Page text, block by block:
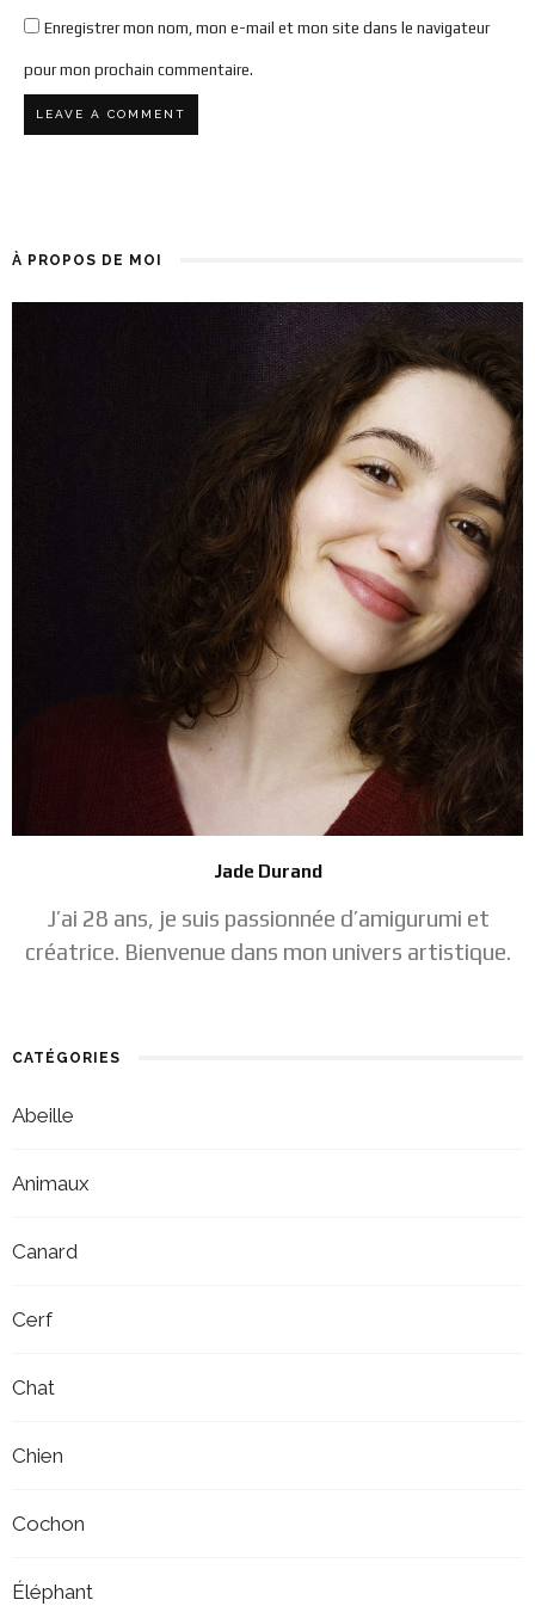
Enregistrer mon nom, mon e-mail et mon site dans le navigateur
pour mon prochain commentaire.
À PROPOS DE MOI
Jade Durand
J’ai 28 ans, je suis passionnée d’amigurumi et
créatrice. Bienvenue dans mon univers artistique.
CATÉGORIES
Abeille
Animaux
Canard
Cerf
Chat
Chien
Cochon
Éléphant